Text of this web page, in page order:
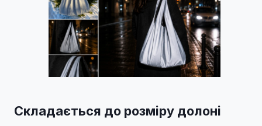
Складається до розміру долоні